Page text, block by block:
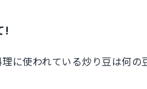
!
に使われている炒り豆は何の